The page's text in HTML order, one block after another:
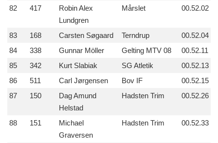
82
417
Robin Alex
Lundgren
Mårslet 00.52.02
83 168 Carsten Søgaard Terndrup
00.52.04
84
338 Gunnar Möller Gelting MTV 08
00.52.11
85
342 Kurt Slabiak SG Atletik
00.52.13
86
511 Carl Jørgensen Bov IF
00.52.15
87
150
Dag Amund
Helstad
Hadsten Trim 00.52.26
88 151
Michael
Graversen
Hadsten Trim 00.52.33